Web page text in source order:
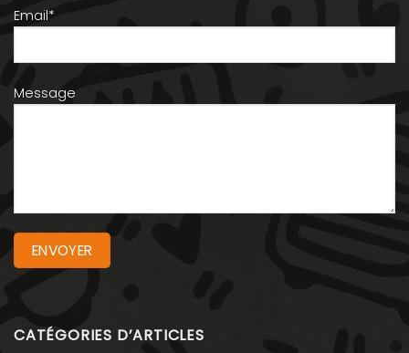
Email*
Message
CATÉGORIES D’ARTICLES